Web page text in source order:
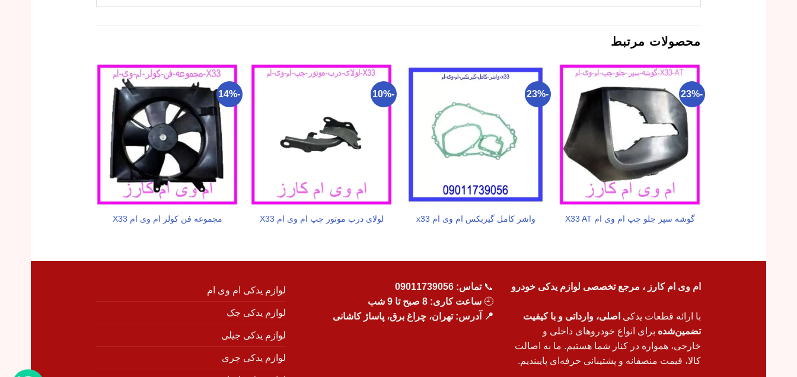
محصولات مرتبط
-23%
گوشه سپر جلو چپ ام وی ام X33 AT
-23%
واشر کامل گیربکس ام وی ام x33
-10%
لولای درب موتور چپ ام وی ام X33
-14%
مجموعه فن کولر ام وی ام X33
ام وی ام کارز ، مرجع تخصصی لوازم یدکی خودرو
با ارائه قطعات یدکی اصلی، وارداتی و با کیفیت
تضمین‌شده برای انواع خودروهای داخلی و
خارجی، همواره در کنار شما هستیم. ما به اصالت
کالا، قیمت منصفانه و پشتیبانی حرفه‌ای پایبندیم.
📞تماس: 09011739056
🕘 ساعت کاری: 8 صبح تا 9 شب
📍 آدرس: تهران، چراغ برق، پاساژ کاشانی
لوازم یدکی ام وی ام
لوازم یدکی جک
لوازم یدکی جیلی
لوازم یدکی چری